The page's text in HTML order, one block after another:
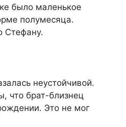
было маленькое
полумесяца.
Стефану.
неустойчивой.
что брат-близнец
Это не мог